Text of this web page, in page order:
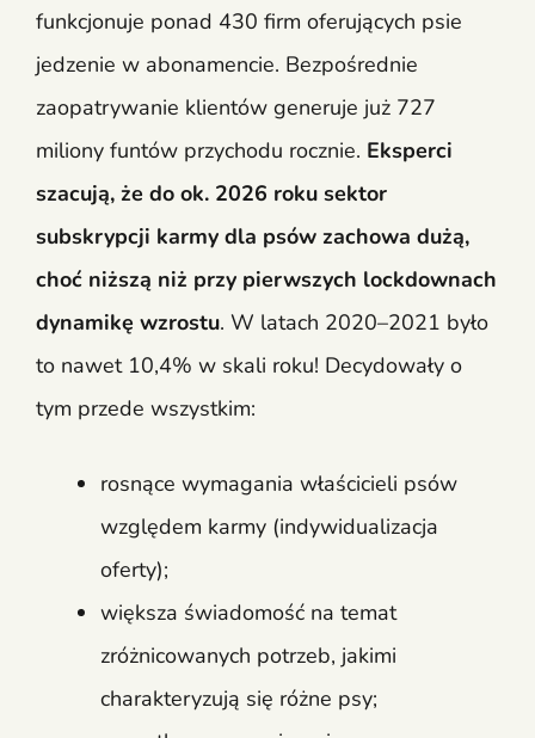
funkcjonuje ponad 430 firm oferujących psie
jedzenie w abonamencie. Bezpośrednie
zaopatrywanie klientów generuje już 727
miliony funtów przychodu rocznie. Eksperci
szacują, że do ok. 2026 roku sektor
subskrypcji karmy dla psów zachowa dużą,
choć niższą niż przy pierwszych lockdownach
dynamikę wzrostu. W latach 2020–2021 było
to nawet 10,4% w skali roku! Decydowały o
tym przede wszystkim:
rosnące wymagania właścicieli psów
względem karmy (indywidualizacja
oferty);
większa świadomość na temat
zróżnicowanych potrzeb, jakimi
charakteryzują się różne psy;